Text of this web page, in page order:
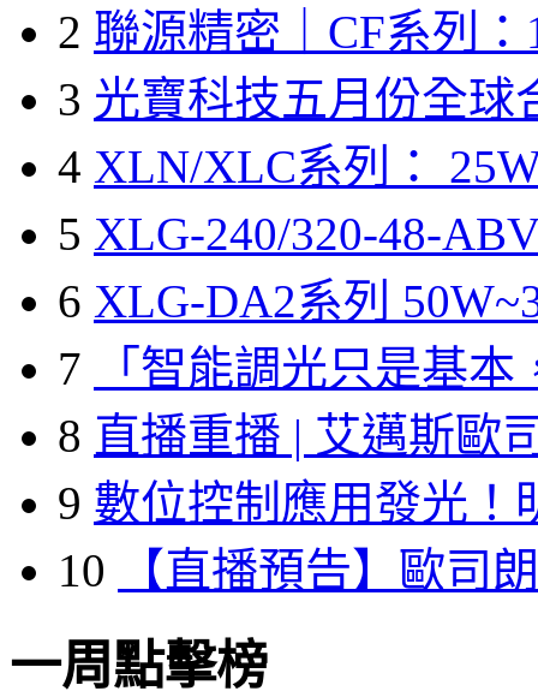
2 聯源精密｜CF系列：
3 光寶科技五月份全球
4 XLN/XLC系列：
5 XLG-240/320-48-
6 XLG-DA2系列
7
「智能調光只是基本
8 直播重播 | 艾邁斯歐
9 數位控制應用發光！
10
【直播預告】歐司
一周點擊榜